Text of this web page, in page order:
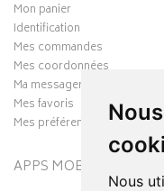
Nous
Mon panier
Identification
Mes commandes
Mes coordonnées
Ma messagerie
Mes favoris
Mes préférences Cookies
APPS MOBILES